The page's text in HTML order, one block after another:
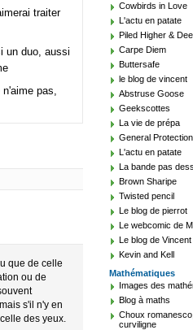
traiter
un duo, aussi
pas,
que de celle
ou de
s'il n'y en
des yeux.
Cowbirds in Love
L'actu en patate
Piled Higher &
Carpe Diem
Buttersafe
le blog de vincent
Abstruse Goose
Geekscottes
La vie de prépa
General
L'actu en patate
La bande pas
Brown Sharipe
Twisted pencil
Le blog de pierrot
Le webcomic de
Le blog de Vincent
Kevin and Kell
Mathématiques
Images des
Blog à maths
Choux
curviligne